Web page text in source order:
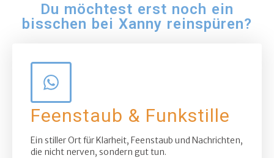
Du möchtest erst noch ein
bisschen bei Xanny reinspüren?
Feenstaub & Funkstille
Ein stiller Ort für Klarheit, Feenstaub und Nachrichten,
die nicht nerven, sondern gut tun.